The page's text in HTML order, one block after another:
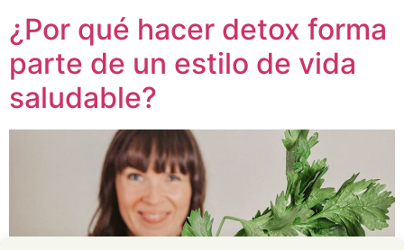
¿Por qué hacer detox forma
parte de un estilo de vida
saludable?